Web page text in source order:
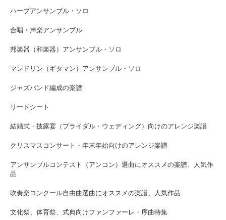
ハープアンサンブル・ソロ
合唱・声楽アンサンブル
邦楽器（和楽器）アンサンブル・ソロ
マンドリン（ギタマン）アンサンブル・ソロ
ジャズバンド編成の楽譜
リードシート
結婚式・披露宴（ブライダル・ウェディング）向けのアレンジ楽譜
クリスマスコンサート・年末年始向けのアレンジ楽譜
アンサンブルコンテスト（アンコン）選曲にオススメの楽譜、人気作
品
吹奏楽コンクール自由曲選曲にオススメの楽譜、人気作品
文化祭、体育祭、式典向けファンファーレ・序曲特集